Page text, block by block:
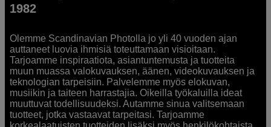
1982
Olemme Scandinavian Photolla jo yli 40 vuoden ajan
auttaneet luovia ihmisiä toteuttamaan visioitaan.
Tarjoamme inspiraatiota, asiantuntemusta ja tuotteita
muun muassa valokuvauksen, äänen, videokuvauksen ja
teknologian tarpeisiin. Palvelemme myös elokuvan,
musiikin ja taiteen harrastajia. Oikeilla työkaluilla ideat
muuttuvat todellisuudeksi. Autamme sinua valitsemaan
tuotteet, jotka vastaavat tarpeitasi. Tarjoamme